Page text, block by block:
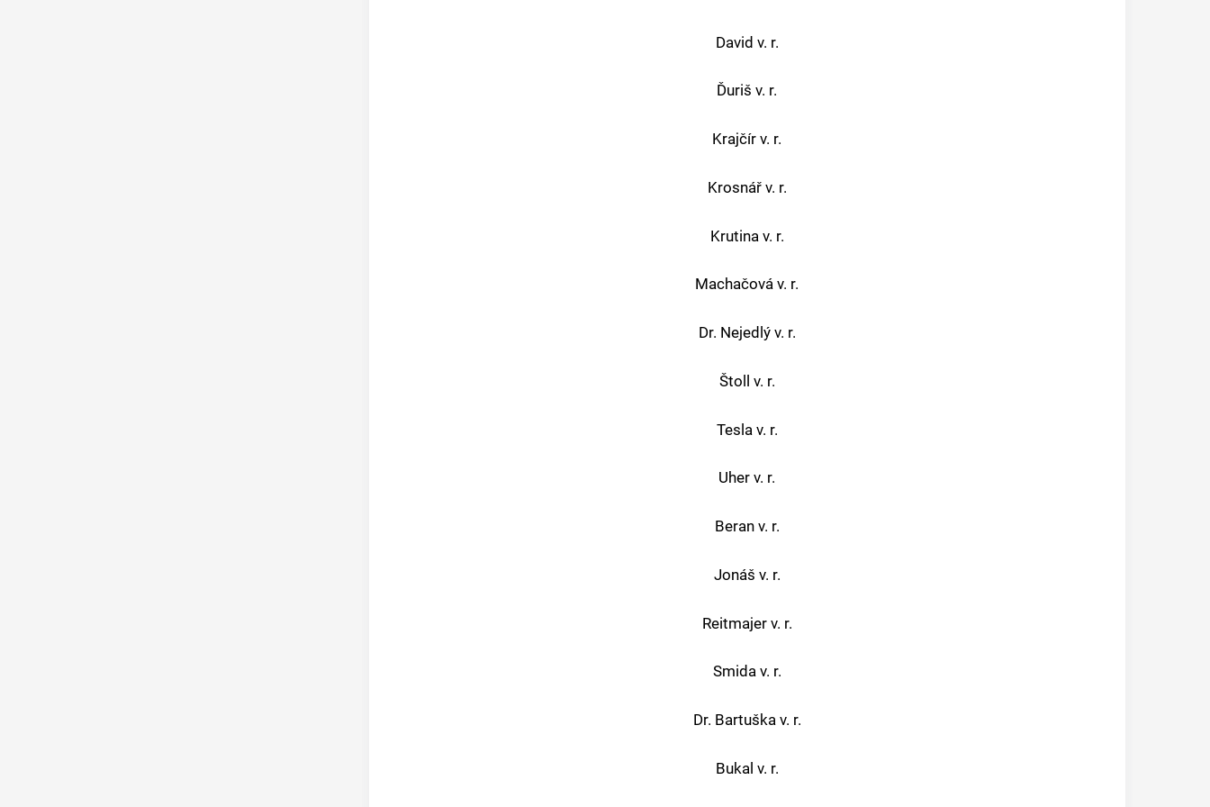
David v. r.
Ďuriš v. r.
Krajčír v. r.
Krosnář v. r.
Krutina v. r.
Machačová v. r.
Dr. Nejedlý v. r.
Štoll v. r.
Tesla v. r.
Uher v. r.
Beran v. r.
Jonáš v. r.
Reitmajer v. r.
Smida v. r.
Dr. Bartuška v. r.
Bukal v. r.